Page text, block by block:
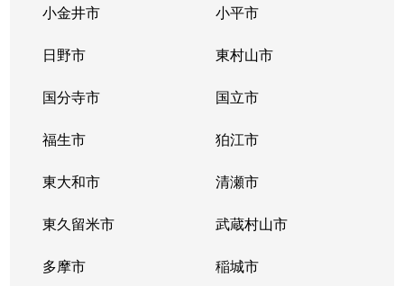
小金井市 小平市
日野市 東村山市
国分寺市 国立市
福生市 狛江市
東大和市 清瀬市
東久留米市 武蔵村山市
多摩市 稲城市